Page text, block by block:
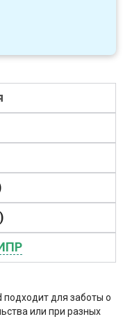
подходит для заботы о
или при разных